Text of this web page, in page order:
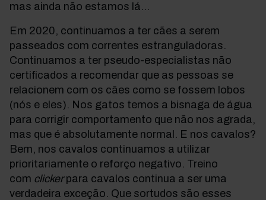
mas ainda não estamos lá...
Em 2020, continuamos a ter cães a serem
passeados com correntes estranguladoras.
Continuamos a ter pseudo-especialistas não
certificados a recomendar que as pessoas se
relacionem com os cães como se fossem lobos
(nós e eles). Nos gatos temos a bisnaga de água
para corrigir comportamento que não nos agrada,
mas que é absolutamente normal. E nos cavalos?
Bem, nos cavalos continuamos a utilizar
prioritariamente o reforço negativo. Treino
com clickerpara cavalos continua a ser uma
verdadeira exceção. Que sortudos são esses